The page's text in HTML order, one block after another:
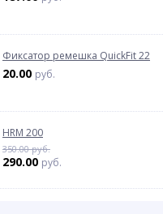
Фиксатор ремешка QuickFit 22
20.00 руб.
HRM 200
350.00 руб.
290.00 руб.